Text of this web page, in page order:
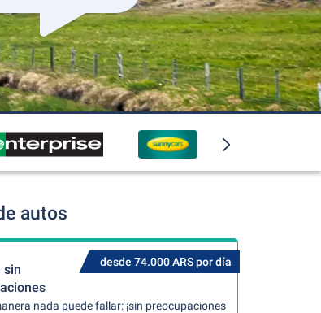
autos
desde 74.000 ARS por día
sin
nada puede fallar: ¡sin preocupaciones